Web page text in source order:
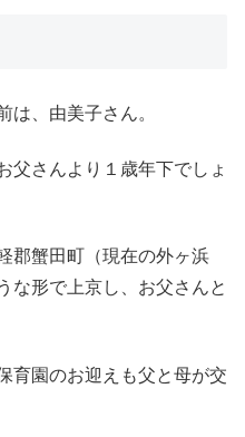
は、由美子さん。
父さんより１歳年下でしょ
郡蟹田町（現在の外ヶ浜
な形で上京し、お父さんと
育園のお迎えも父と母が交